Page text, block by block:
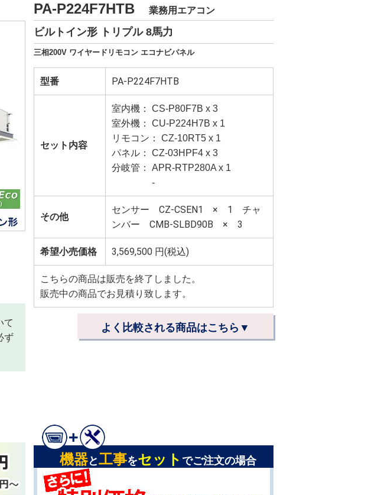
て
ず
PA-P224F7HTB 業務用エアコン
ビルトイン形 トリプル 8馬力
三相200V ワイヤードリモコン エコナビパネル
型番 PA-P224F7HTB
セット内容
室内機： CS-P80F7B x 3
室外機： CU-P224H7B x 1
リモコン： CZ-10RT5 x 1
パネル： CZ-03HPF4 x 3
分岐管： APR-RTP280A x 1
-
その他
センサー CZ-CSEN1 × 1 チャ
ンバー CMB-SLBD90B × 3
希望小売価格 3,569,500 円(税込)
こちらの商品は販売を終了しました。
販売中の商品でお見積り致します。
よく比較される商品はこちら▼
機器と工事をセット でご注文の場合